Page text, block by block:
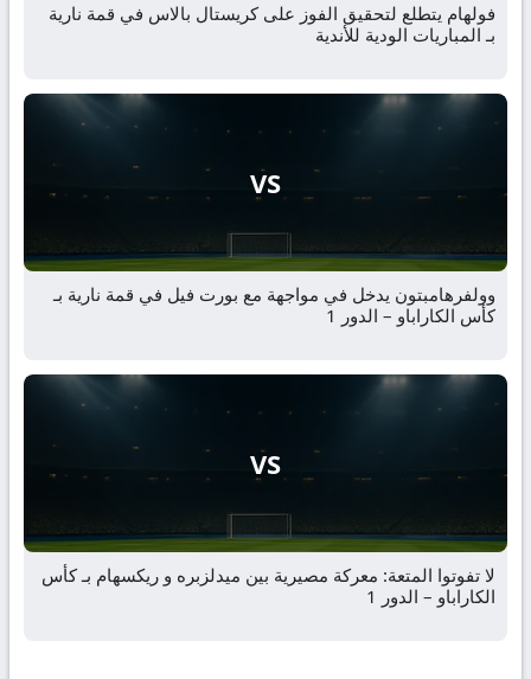
فولهام يتطلع لتحقيق الفوز على كريستال بالاس في قمة نارية
بـ المباريات الودية للأندية
VS
وولفرهامبتون يدخل في مواجهة مع بورت فيل في قمة نارية بـ
كأس الكاراباو – الدور 1
VS
لا تفوتوا المتعة: معركة مصيرية بين ميدلزبره و ريكسهام بـ كأس
الكاراباو – الدور 1